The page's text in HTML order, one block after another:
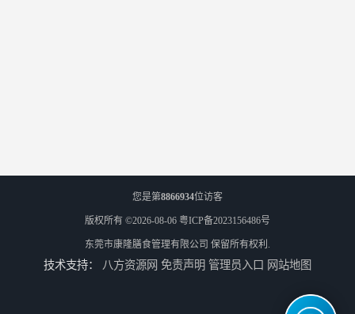
您是第8866934位访客
版权所有 ©2026-08-06 粤ICP备2023156486号
东莞市康隆膳食管理有限公司 保留所有权利.
技术支持： 八方资源网 免责声明 管理员入口 网站地图